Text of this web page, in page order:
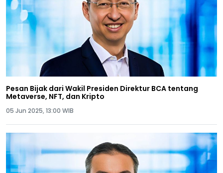
Pesan Bijak dari Wakil Presiden Direktur BCA tentang
Metaverse, NFT, dan Kripto
05 Jun 2025, 13:00 WIB